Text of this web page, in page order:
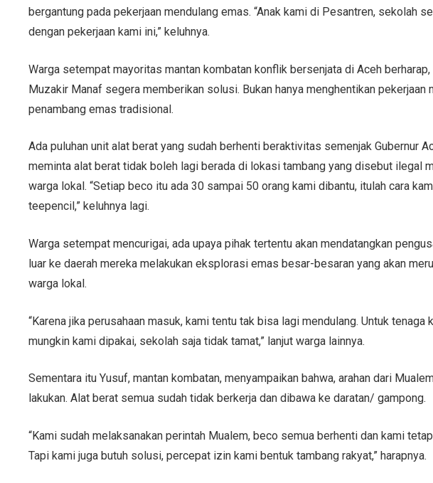
bergantung pada pekerjaan mendulang emas. “Anak kami di Pesantren, sekolah
dengan pekerjaan kami ini,” keluhnya.
Warga setempat mayoritas mantan kombatan konflik bersenjata di Aceh berharap,
Muzakir Manaf segera memberikan solusi. Bukan hanya menghentikan pekerjaan
penambang emas tradisional.
Ada puluhan unit alat berat yang sudah berhenti beraktivitas semenjak Gubernur
meminta alat berat tidak boleh lagi berada di lokasi tambang yang disebut ilegal
warga lokal. “Setiap beco itu ada 30 sampai 50 orang kami dibantu, itulah cara
teepencil,” keluhnya lagi.
Warga setempat mencurigai, ada upaya pihak tertentu akan mendatangkan
luar ke daerah mereka melakukan eksplorasi emas besar-besaran yang akan
warga lokal.
“Karena jika perusahaan masuk, kami tentu tak bisa lagi mendulang. Untuk tenaga
mungkin kami dipakai, sekolah saja tidak tamat,” lanjut warga lainnya.
Sementara itu Yusuf, mantan kombatan, menyampaikan bahwa, arahan dari
lakukan. Alat berat semua sudah tidak berkerja dan dibawa ke daratan/ gampong.
“Kami sudah melaksanakan perintah Mualem, beco semua berhenti dan kami
Tapi kami juga butuh solusi, percepat izin kami bentuk tambang rakyat,” harapnya.